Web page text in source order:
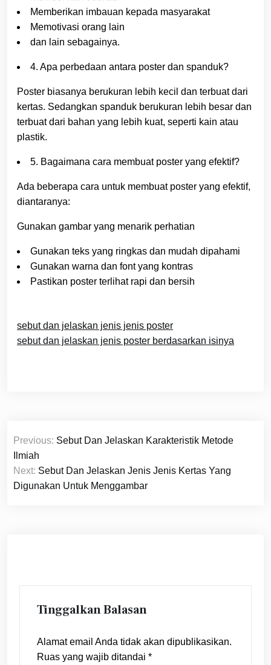
Memberikan imbauan kepada masyarakat
Memotivasi orang lain
dan lain sebagainya.
4. Apa perbedaan antara poster dan spanduk?
Poster biasanya berukuran lebih kecil dan terbuat dari
kertas. Sedangkan spanduk berukuran lebih besar dan
terbuat dari bahan yang lebih kuat, seperti kain atau
plastik.
5. Bagaimana cara membuat poster yang efektif?
Ada beberapa cara untuk membuat poster yang efektif,
diantaranya:
Gunakan gambar yang menarik perhatian
Gunakan teks yang ringkas dan mudah dipahami
Gunakan warna dan font yang kontras
Pastikan poster terlihat rapi dan bersih
sebut dan jelaskan jenis jenis poster
sebut dan jelaskan jenis poster berdasarkan isinya
Navigasi
pos
Previous: Sebut Dan Jelaskan Karakteristik Metode
Ilmiah
Next: Sebut Dan Jelaskan Jenis Jenis Kertas Yang
Digunakan Untuk Menggambar
Tinggalkan Balasan
Alamat email Anda tidak akan dipublikasikan.
Ruas yang wajib ditandai *